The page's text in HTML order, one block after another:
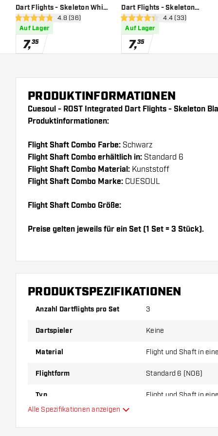
Dart Flights - Skeleton White
Shape - Dart FlightsBewertungsbereich öffnen
4.8 Bewertungssterne
4.8 (36)
Auf Lager
7,35
Dart Flights - Skeleton
Green Shape - Dart Flights
4.4 Bewertungssterne
4.4 (33)
Auf Lager
7,35
PRODUKTINFORMATIONEN
Cuesoul - ROST Integrated Dart Flights - Skeleton
Produktinformationen:
Flight Shaft Combo Farbe: Schwarz
Flight Shaft Combo erhältlich in: Standard 6
Flight Shaft Combo Material: Kunststoff
Flight Shaft Combo Marke: CUESOUL
Flight Shaft Combo Größe:
Preise gelten jeweils für ein Set (1 Set = 3 Stück).
durch Gebrauch abnutzen oder brechen.
Dicke der Flights aus, um herauszufinden, welche
PRODUKTSPEZIFIKATIONEN
Anzahl Dartflights pro Set 3
Dartspieler Keine
Material Flight und Shaft in
Flightform Standard 6 (NO6)
Typ Flight und Shaft in
Alle Spezifikationen anzeigen